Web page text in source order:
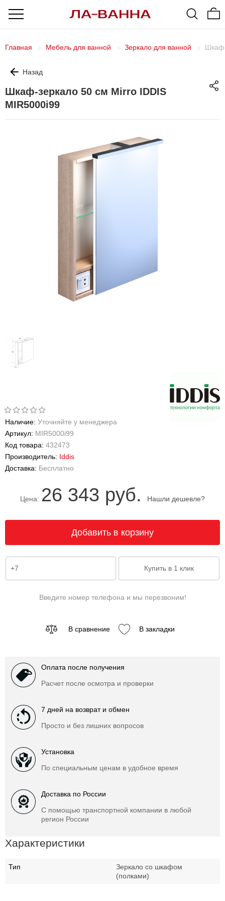
Главная Мебель для ванной Зеркало для ванной
Назад
Шкаф-зеркало 50 см Mirro IDDIS
MIR5000i99
Наличие: Уточняйте у менеджера
Артикул: MIR5000i99
Код товара: 432473
Производитель: Iddis
Доставка: Бесплатно
Цена: 26 343 руб. Нашли дешевле?
Введите номер телефона и мы перезвоним!
В сравнение В закладки
Оплата после получения
Расчет после осмотра и проверки
7 дней на возврат и обмен
Просто и без лишних вопросов
Установка
По специальным ценам в удобное время
Доставка по России
С помощью транспортной компании в любой
регион России
Характеристики
Тип
Зеркало со шкафом
(полками)